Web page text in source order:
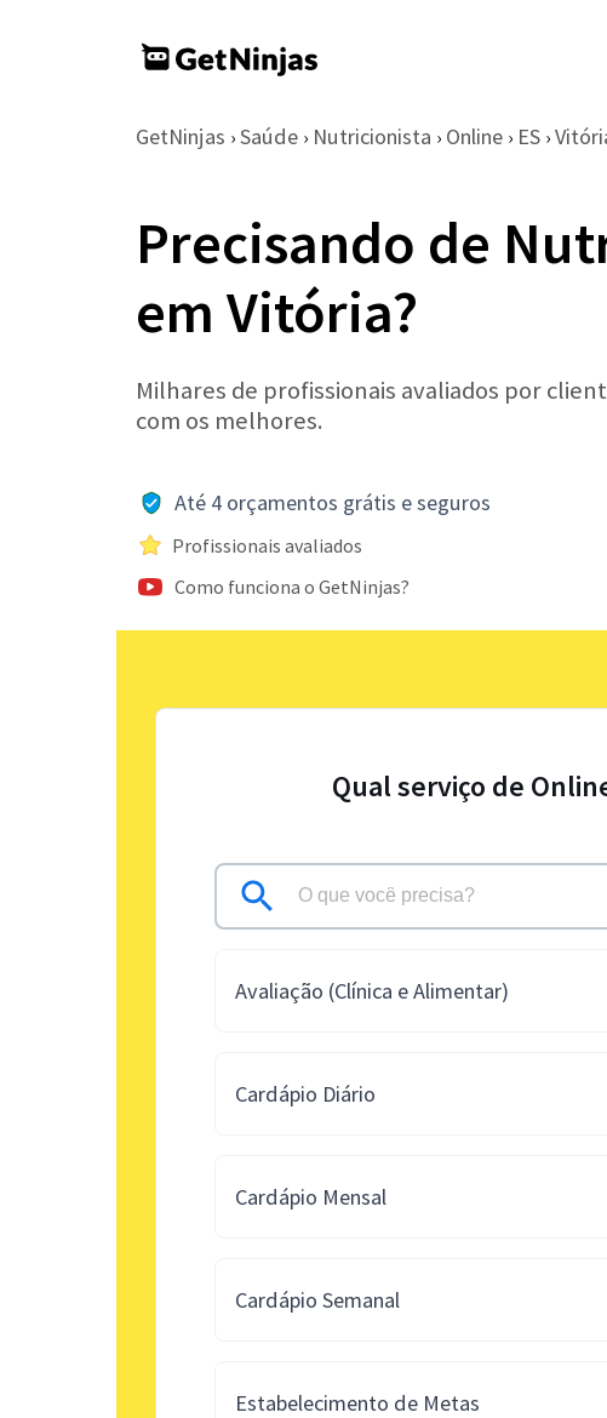
GetNinjas › Saúde › Nutricionista › Online › ES ›
Precisando de
em Vitória?
Milhares de profissionais avaliados por
com os melhores.
Até 4 orçamentos grátis e seguros
Profissionais avaliados
Como funciona o GetNinjas?
Qual serviço de
Avaliação (Clínica e Alimentar)
Cardápio Diário
Cardápio Mensal
Cardápio Semanal
Estabelecimento de Metas